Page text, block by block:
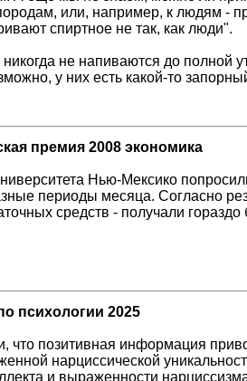
или, например, к людям -
спиртное не так, как люди".
не напиваются до полной
у них есть какой-то
премия 2008 экономика
Нью-Мексико
периоды месяца. Согласно
средств - получали
психологии 2025
что позитивная информация
нарциссической
и выраженности